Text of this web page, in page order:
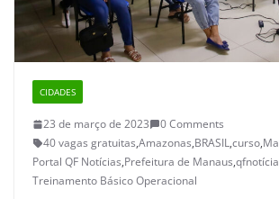
CIDADES
23 de março de 2023
0 Comments
40 vagas gratuitas,Amazonas,BRASIL,curso,
Portal QF Notícias,Prefeitura de Manaus,
Treinamento Básico Operacional